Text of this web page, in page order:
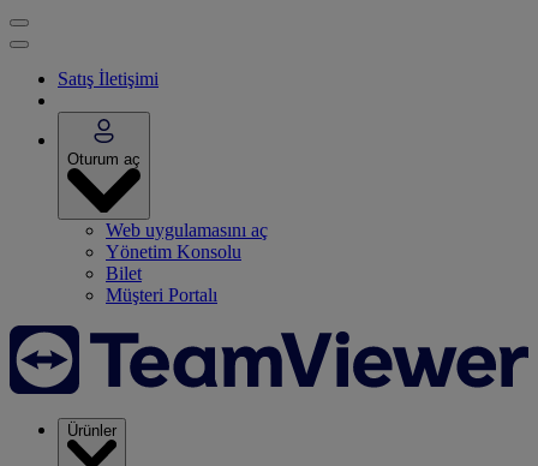
Satış İletişimi
Oturum aç
Web uygulamasını aç
Yönetim Konsolu
Bilet
Müşteri Portalı
Ürünler